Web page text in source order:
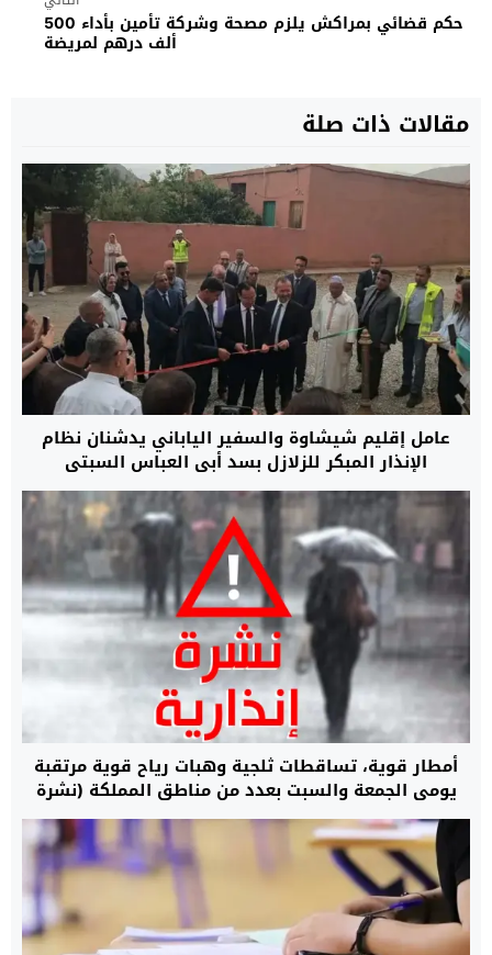
حكم قضائي بمراكش يلزم مصحة وشركة تأمين بأداء 500
ألف درهم لمريضة
مقالات ذات صلة
عامل إقليم شيشاوة والسفير الياباني يدشنان نظام
الإنذار المبكر للزلازل بسد أبي العباس السبتي
أمطار قوية، تساقطات ثلجية وهبات رياح قوية مرتقبة
يومي الجمعة والسبت بعدد من مناطق المملكة (نشرة
إنذارية)